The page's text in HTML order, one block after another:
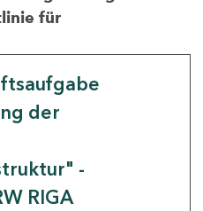
für
der
-
RIGA